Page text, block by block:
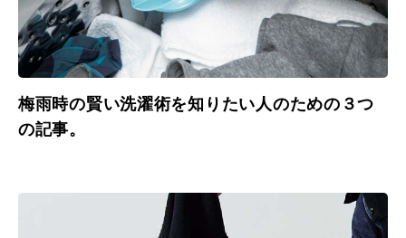
梅雨時の賢い洗濯術を知りたい人のための３つ
の記事。